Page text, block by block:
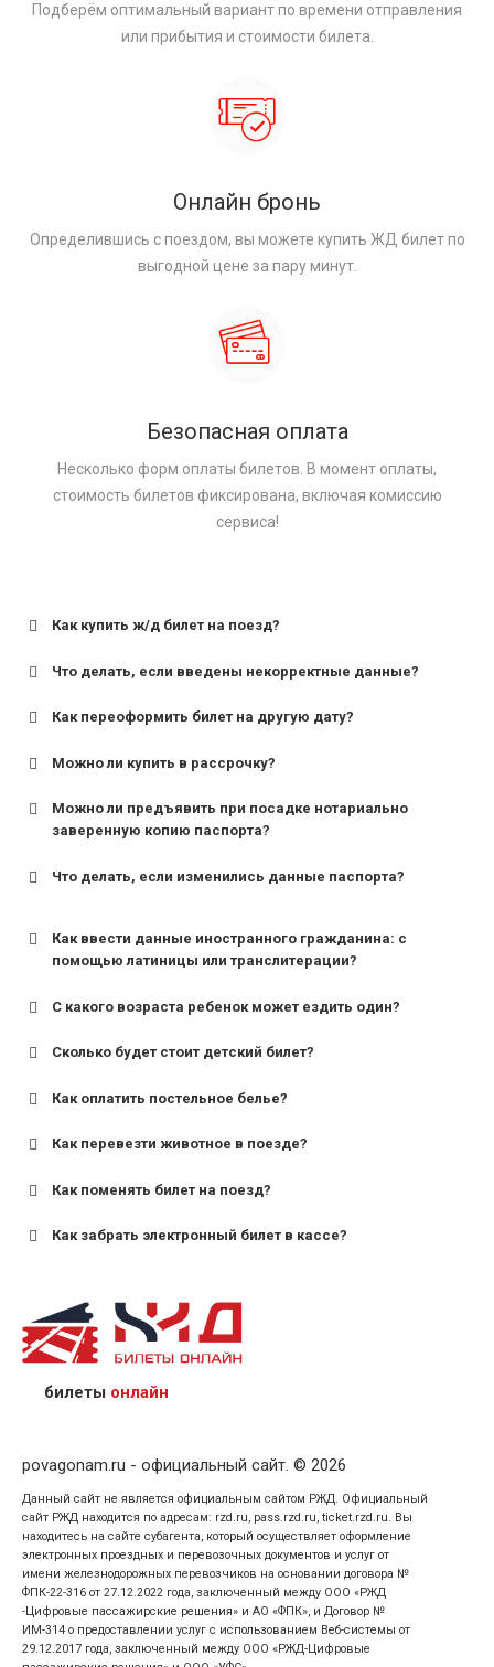
Подберём оптимальный вариант по времени отправления
или прибытия и стоимости билета.
Онлайн бронь
Определившись с поездом, вы можете купить ЖД билет по
выгодной цене за пару минут.
Безопасная оплата
Несколько форм оплаты билетов. В момент оплаты,
стоимость билетов фиксирована, включая комиссию
сервиса!
Как купить ж/д билет на поезд?
Что делать, если введены некорректные данные?
Как переоформить билет на другую дату?
Можно ли купить в рассрочку?
Можно ли предъявить при посадке нотариально
заверенную копию паспорта?
Что делать, если изменились данные паспорта?
Как ввести данные иностранного гражданина: с
помощью латиницы или транслитерации?
С какого возраста ребенок может ездить один?
для поездов дальнего следования — от 10 лет и
для пригородных поездов — от 7 лет.
Сколько будет стоит детский билет?
Как оплатить постельное белье?
Как перевезти животное в поезде?
Как поменять билет на поезд?
Как забрать электронный билет в кассе?
назвав кассиру 14-значный номер заказа;
предъявив удостоверение личности пассажира, на
кого оформлен билет.
билеты онлайн
povagonam.ru - официальный сайт. © 2026
Данный сайт не является официальным сайтом РЖД. Официальный
сайт РЖД находится по адресам: rzd.ru, pass.rzd.ru, ticket.rzd.ru. Вы
находитесь на сайте субагента, который осуществляет оформление
электронных проездных и перевозочных документов и услуг от
имени железнодорожных перевозчиков на основании договора №
ФПК-22-316 от 27.12.2022 года, заключенный между ООО «РЖД
-Цифровые пассажирские решения» и АО «ФПК», и Договор №
ИМ-314 о предоставлении услуг с использованием Веб-системы от
29.12.2017 года, заключенный между ООО «РЖД-Цифровые